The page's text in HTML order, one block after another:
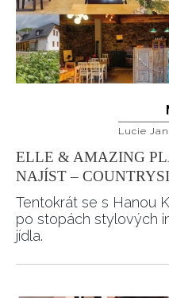
Lucie
ELLE & AMAZING
NAJÍST –
Tentokrát se s Hanou
po stopách stylových
jídla.